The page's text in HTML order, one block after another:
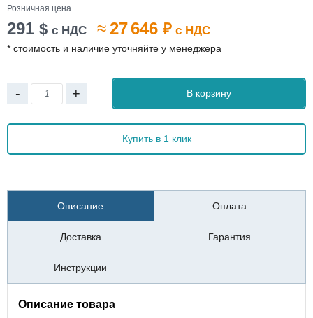
Розничная цена
291 $ с НДС ≈27 646 ₽ с НДС
* стоимость и наличие уточняйте у менеджера
- + В корзину
Купить в 1 клик
Описание Оплата
Доставка Гарантия
Инструкции
Описание товара